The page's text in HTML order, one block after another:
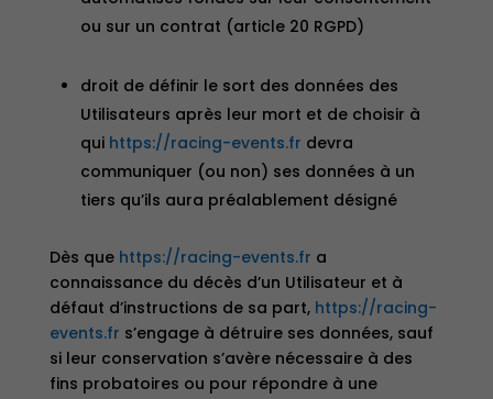
ou sur un contrat (article 20 RGPD)
droit de définir le sort des données des
Utilisateurs après leur mort et de choisir à
qui https://racing-events.fr devra
communiquer (ou non) ses données à un
tiers qu’ils aura préalablement désigné
Dès que https://racing-events.fr a
connaissance du décès d’un Utilisateur et à
défaut d’instructions de sa part, https://racing-
events.fr s’engage à détruire ses données, sauf
si leur conservation s’avère nécessaire à des
fins probatoires ou pour répondre à une